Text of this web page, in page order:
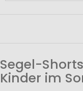
Segel-
Kinder im